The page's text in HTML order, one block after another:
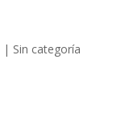
| Sin categoría